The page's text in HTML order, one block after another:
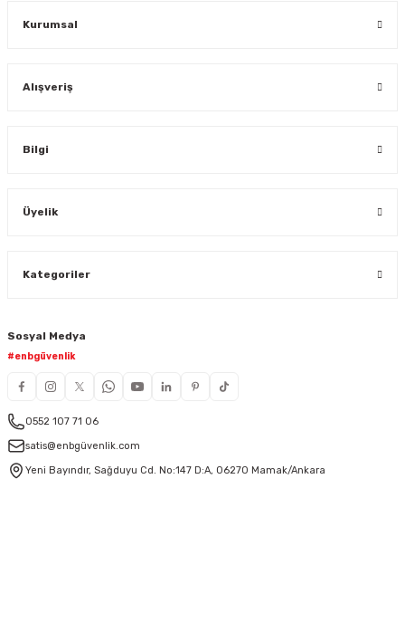
Kurumsal
Alışveriş
Bilgi
Üyelik
Kategoriler
Sosyal Medya
#enbgüvenlik
0552 107 71 06
satis@enbgüvenlik.com
Yeni Bayındır, Sağduyu Cd. No:147 D:A, 06270 Mamak/Ankara